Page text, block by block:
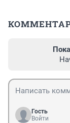
Гость
Войти